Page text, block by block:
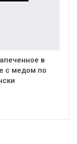
в
с медом по